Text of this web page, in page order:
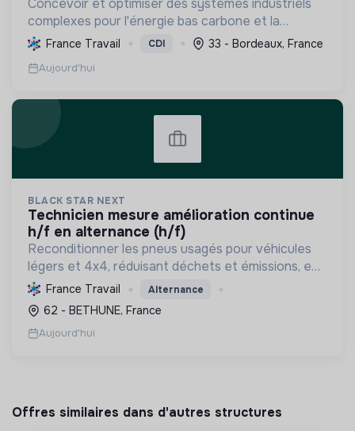
Concevoir et optimiser des systèmes industriels
complexes pour l'énergie bas carbone et la
mobilité durable, en s'appuyant sur l'innovation et
une démarche RSE.
France Travail CDI 33 - Bordeaux, France
Aujourd'hui
BLACK STAR NEXT
technicien mesure amélioration continue
h/f en alternance (h/f)
Reconditionner les pneus usagés pour véhicules
légers et 4x4, réduisant déchets et émissions, en
promouvant l'économie circulaire et la
souveraineté industrielle française, tout en créant
des emplois ...
France Travail Alternance
62 - BETHUNE, France
Aujourd'hui
Offres similaires dans d'autres structures